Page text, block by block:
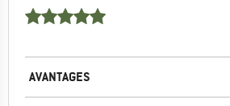
AVANTAGES